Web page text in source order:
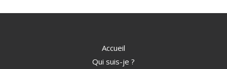
Accueil
Qui suis-je ?